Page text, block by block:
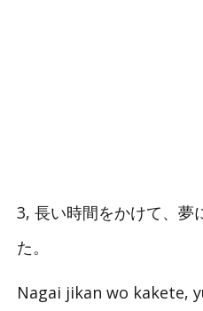
3, 長い時間をかけて、夢
た。
Nagai jikan wo kakete,